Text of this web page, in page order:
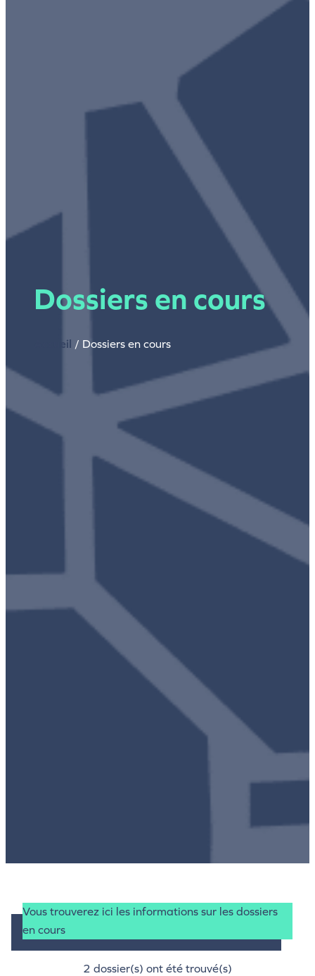
Dossiers en cours
Accueil / Dossiers en cours
Vous trouverez ici les informations sur les dossiers
en cours
2 dossier(s) ont été trouvé(s)